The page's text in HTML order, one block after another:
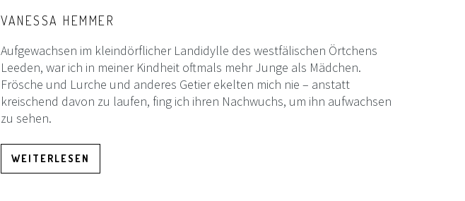
VANESSA HEMMER
Aufgewachsen im kleindörflicher Landidylle des westfälischen Örtchens
Leeden, war ich in meiner Kindheit oftmals mehr Junge als Mädchen.
Frösche und Lurche und anderes Getier ekelten mich nie – anstatt
kreischend davon zu laufen, fing ich ihren Nachwuchs, um ihn aufwachsen
zu sehen.
WEITERLESEN